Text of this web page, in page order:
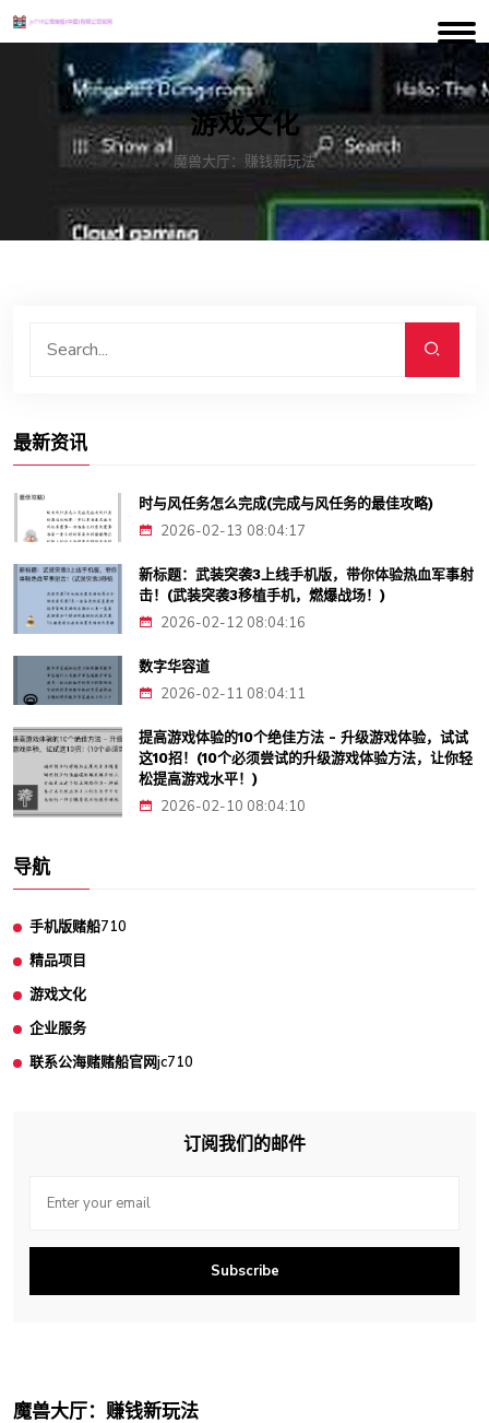
游戏文化
魔兽大厅：赚钱新玩法
最新资讯
时与风任务怎么完成(完成与风任务的最佳攻略)
2026-02-13 08:04:17
新标题：武装突袭3上线手机版，带你体验热血军事射
击！(武装突袭3移植手机，燃爆战场！)
2026-02-12 08:04:16
数字华容道
2026-02-11 08:04:11
提高游戏体验的10个绝佳方法 - 升级游戏体验，试试
这10招！(10个必须尝试的升级游戏体验方法，让你轻
松提高游戏水平！)
2026-02-10 08:04:10
导航
手机版赌船710
精品项目
游戏文化
企业服务
联系公海赌赌船官网jc710
订阅我们的邮件
Subscribe
魔兽大厅：赚钱新玩法